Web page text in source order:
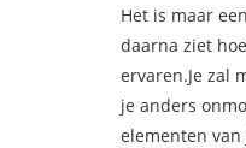
Het is maar
daarna ziet
ervaren.Je zal
je anders
elementen